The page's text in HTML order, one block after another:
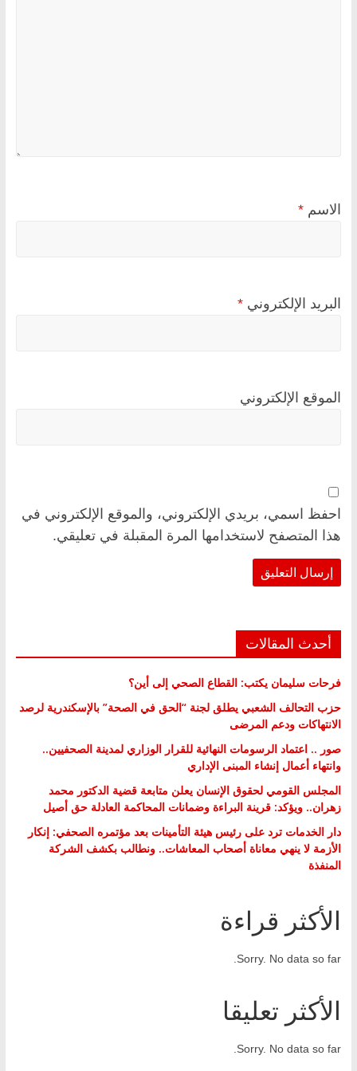
الاسم *
البريد الإلكتروني *
الموقع الإلكتروني
احفظ اسمي، بريدي الإلكتروني، والموقع الإلكتروني في
هذا المتصفح لاستخدامها المرة المقبلة في تعليقي.
أحدث المقالات
فرحات سليمان يكتب: القطاع الصحي إلى أين؟
حزب التحالف الشعبي يطلق لجنة “الحق في الصحة” بالإسكندرية لرصد
الانتهاكات ودعم المرضى
صور .. اعتماد الرسومات النهائية للقرار الوزاري لمدينة الصحفيين..
وانتهاء أعمال إنشاء المبنى الإداري
المجلس القومي لحقوق الإنسان يعلن متابعة قضية الدكتور محمد
زهران.. ويؤكد: قرينة البراءة وضمانات المحاكمة العادلة حق أصيل
دار الخدمات ترد على رئيس هيئة التأمينات بعد مؤتمره الصحفي: إنكار
الأزمة لا ينهي معاناة أصحاب المعاشات.. ونطالب بكشف الشركة
المنفذة
الأكثر قراءة
Sorry. No data so far.
الأكثر تعليقا
Sorry. No data so far.